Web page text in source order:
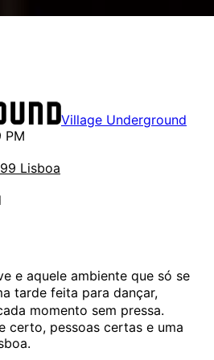
Village Underground
PM
Lisboa
e aquele ambiente que só se
tarde feita para dançar,
momento sem pressa.
certo, pessoas certas e uma